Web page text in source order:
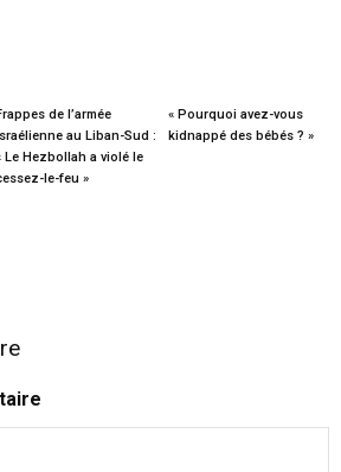
de l’armée
au Liban-Sud :
Le Hezbollah a violé le
le-feu »
« Pourquoi avez-vous
kidnappé des bébés ? »